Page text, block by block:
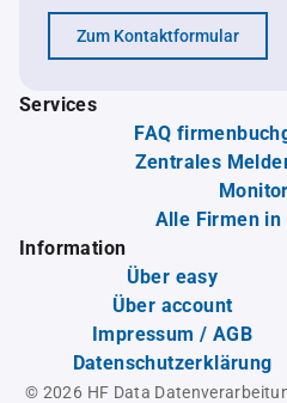
Zum Kontaktformular
Services
FAQ
Zentrales
Alle Firmen in
Information
Über easy
Über account
Impressum / AGB
Datenschutzerklärung
© 2026 HF Data